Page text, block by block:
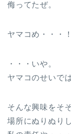
侮ってたぜ。
ヤマコめ・・・！
・・・いや。
ヤマコのせいで
そんな興味をそ
場所にぬりぬり